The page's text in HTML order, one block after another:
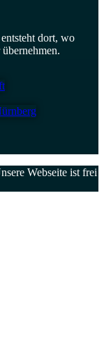
dort, wo
Webseite ist frei